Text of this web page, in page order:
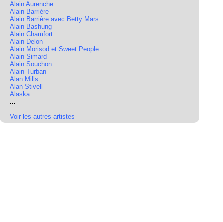
Alain Aurenche
Alain Barrière
Alain Barrière avec Betty Mars
Alain Bashung
Alain Chamfort
Alain Delon
Alain Morisod et Sweet People
Alain Simard
Alain Souchon
Alain Turban
Alan Mills
Alan Stivell
Alaska
...
Voir les autres artistes